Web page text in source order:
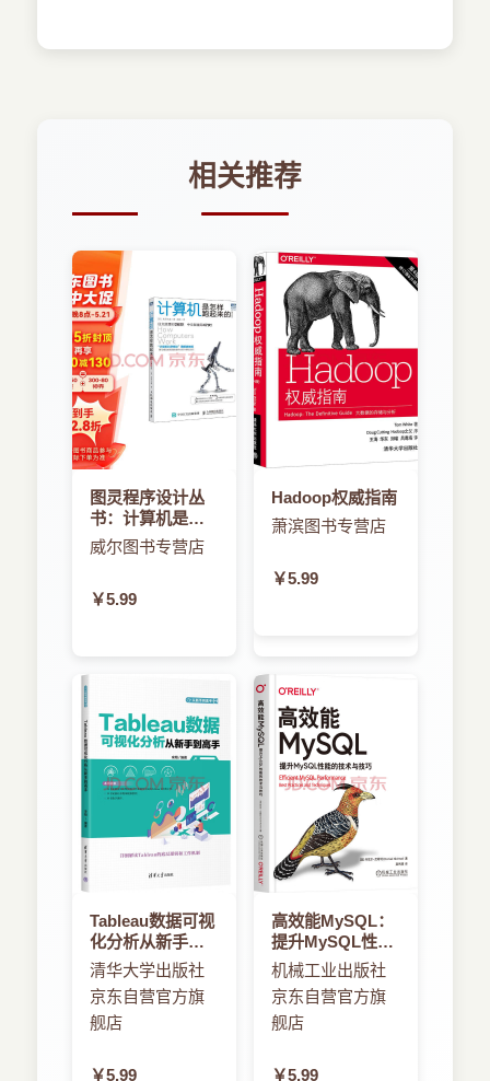
1.5 文档的简单操作 /15
1.5.2 置入文本文件 /16
1.6 保存文档和模板 /17
1.6.1 保存文档与保存模板 /17
1.6.2 以其他格式保存文件 /18
1.7 对象的基本操作 /18
1.7.1 选择对象 /18
1.7.3 编组 /26
1.7.4 锁定对象 /27
第2章 粽子包装设计——图形与路径的基本操作
案例精讲 粽子包装设计
2.1 绘制基本图形 /37
2.1.1 绘制矩形 /37
2.1.2 绘制椭圆 /38
2.1.3 绘制星形 /40
2.2 路径的基本操作 /41
2.2.1 认识路径与其他图形工具 /41
全书共分7章，包括企业名片设计——InDesign 基
础操作，粽子包装设计——图形与路径的基本操
作，西餐厅宣传单页设计——图片与页面处理，小
说书籍封面设计——文字的处理，旅游杂志内页设
计——图文混排与段落文本，简约台历设计——设
置制表符和表，课程设计。
关功能，既适合广大初学InDesign 2020的用户使
用，也可作为各类高等院校相关专业的教材。
1.本书案例丰富，讲解极为详细，为的是能让读者
深入理解、灵活运用。
2.每个案例都是经过编者精心挑选的，可以引导读
者发挥想象力，调动学习的积极性。
3.案例实用，技术含量高，与实践紧密结合。
4.配套资源丰富，方便教学。
海量的电子学习资源和素材
出部分概览。
相关推荐
图灵程序设计丛
书：计算机是怎
样跑起来的
威尔图书专营店
￥5.99
Hadoop权威指南
萧滨图书专营店
￥5.99
Tableau数据可视
化分析从新手到
高手
清华大学出版社
京东自营官方旗
舰店
￥5.99
高效能MySQL：
提升MySQL性能
的技术与技巧
机械工业出版社
京东自营官方旗
舰店
￥5.99